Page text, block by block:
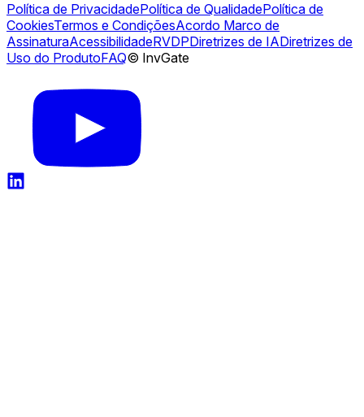
Política de PrivacidadePolítica de QualidadePolítica de
CookiesTermos e CondiçõesAcordo Marco de
AssinaturaAcessibilidadeRVDPDiretrizes de IADiretrizes de
Uso do ProdutoFAQ© InvGate